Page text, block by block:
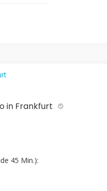
in Frankfurt
45 Min.):